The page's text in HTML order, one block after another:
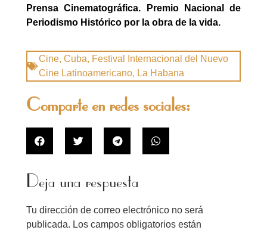
Prensa Cinematográfica. Premio Nacional de
Periodismo Histórico por la obra de la vida.
Cine, Cuba, Festival Internacional del Nuevo
Cine Latinoamericano, La Habana
Comparte en redes sociales:
Deja una respuesta
Tu dirección de correo electrónico no será
publicada. Los campos obligatorios están